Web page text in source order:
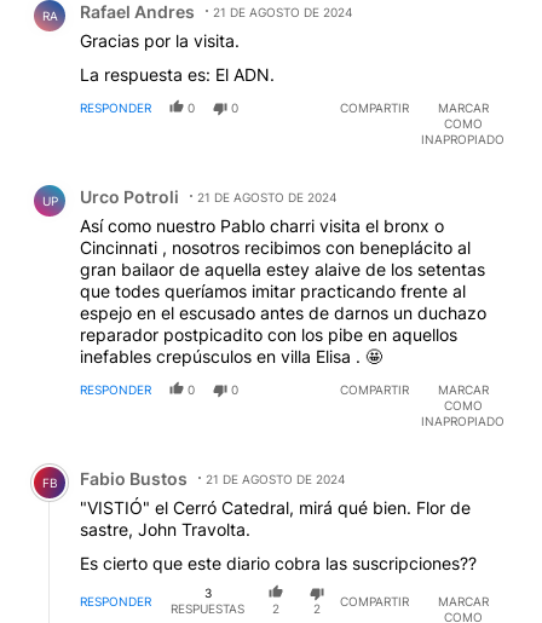
RA Rafael Andres 21 DE AGOSTO DE 2024
Gracias por la visita.
La respuesta es: El ADN.
RESPONDER 0 0 COMPARTIR
MARCAR
COMO
INAPROPIADO
UP Urco Potroli 21 DE AGOSTO DE 2024
Así como nuestro Pablo charri visita el bronx o
Cincinnati , nosotros recibimos con beneplácito al
gran bailaor de aquella estey alaive de los setentas
que todes queríamos imitar practicando frente al
espejo en el escusado antes de darnos un duchazo
reparador postpicadito con los pibe en aquellos
inefables crepúsculos en villa Elisa . 🤩
RESPONDER 0 0 COMPARTIR
MARCAR
COMO
INAPROPIADO
Comentario de Fabio Bustos.
FB Fabio Bustos 21 DE AGOSTO DE 2024
"VISTIÓ" el Cerró Catedral, mirá qué bien. Flor de
sastre, John Travolta.
Es cierto que este diario cobra las suscripciones??
RESPONDER
3
RESPUESTAS
2 2
COMPARTIR
MARCAR
COMO